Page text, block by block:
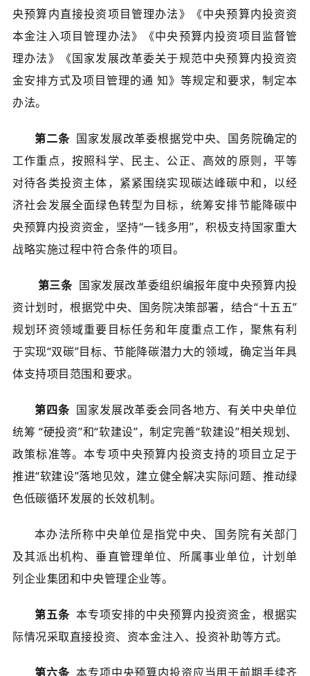
央预算内直接投资项目管理办法》《中央预算内投资资
本金注入项目管理办法》《中央预算内投资项目监督管
理办法》《国家发展改革委关于规范中央预算内投资资
金安排方式及项目管理的通 知》等规定和要求，制定本
办法。
第二条国家发展改革委根据党中央、国务院确定的
工作重点，按照科学、民主、公正、高效的原则，平等
对待各类投资主体，紧紧围绕实现碳达峰碳中和，以经
济社会发展全面绿色转型为目标，统筹安排节能降碳中
央预算内投资资金，坚持“一钱多用”，积极支持国家重大
战略实施过程中符合条件的项目。
第三条国家发展改革委组织编报年度中央预算内投
资计划时，根据党中央、国务院决策部署，结合“十五五”
规划环资领域重要目标任务和年度重点工作，聚焦有利
于实现“双碳”目标、节能降碳潜力大的领域，确定当年具
体支持项目范围和要求。
第四条国家发展改革委会同各地方、有关中央单位
统筹 “硬投资”和“软建设”，制定完善“软建设”相关规划、
政策标准等。本专项中央预算内投资支持的项目立足于
推进“软建设”落地见效，建立健全解决实际问题、推动绿
色低碳循环发展的长效机制。
本办法所称中央单位是指党中央、国务院有关部门
及其派出机构、垂直管理单位、所属事业单位，计划单
列企业集团和中央管理企业等。
第五条本专项安排的中央预算内投资资金，根据实
际情况采取直接投资、资本金注入、投资补助等方式。
第六条本专项中央预算内投资应当用于前期手续齐